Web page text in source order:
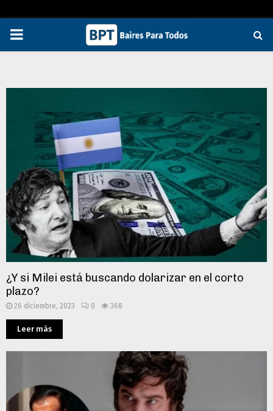
PRIMARY
¿Y si Milei está buscando dolarizar en el corto
plazo?
26 diciembre, 2023 0 368
Leer más